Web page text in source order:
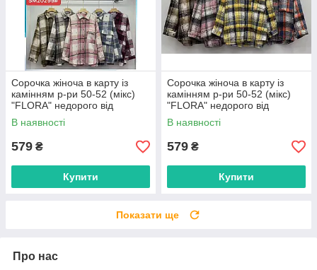
Сорочка жіноча в карту із
камінням р-ри 50-52 (мікс)
"FLORA" недорого від
прямого постачальника
В наявності
579 ₴
Купити
Сорочка жіноча в карту із
камінням р-ри 50-52 (мікс)
"FLORA" недорого від
прямого постачальника
В наявності
579 ₴
Купити
Показати ще
Про нас